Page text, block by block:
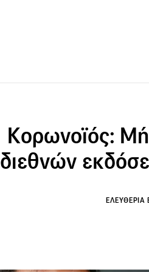
Κορωνοϊός:
διεθνών
ΕΛΕΥΘΕΡΙΑ